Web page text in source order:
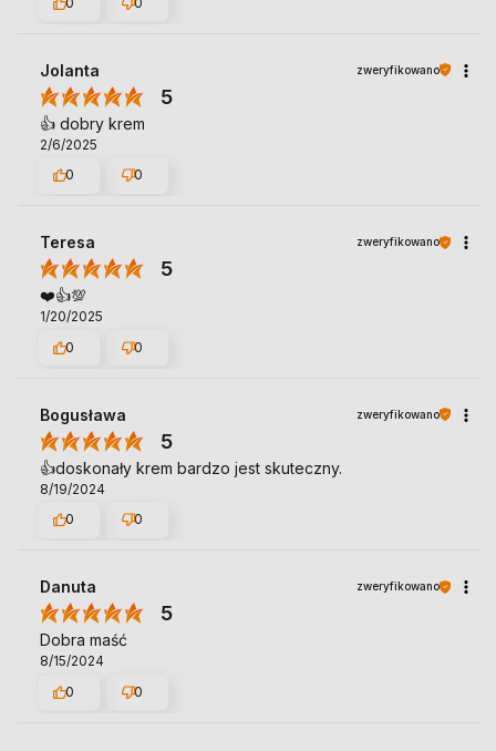
Jolanta zweryfikowano
5
👍️ dobry krem
2/6/2025
0
0
Teresa zweryfikowano
5
❤️👍️💯
1/20/2025
0
0
Bogusława zweryfikowano
5
👍️doskonały krem bardzo jest skuteczny.
8/19/2024
0
0
Danuta zweryfikowano
5
Dobra maść
8/15/2024
0
0